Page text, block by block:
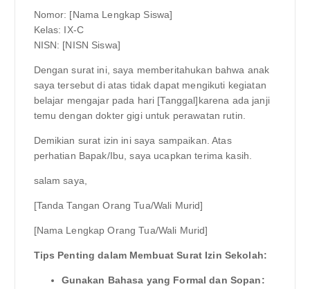
Nomor: [Nama Lengkap Siswa]
Kelas: IX-C
NISN: [NISN Siswa]
Dengan surat ini, saya memberitahukan bahwa anak
saya tersebut di atas tidak dapat mengikuti kegiatan
belajar mengajar pada hari [Tanggal]karena ada janji
temu dengan dokter gigi untuk perawatan rutin.
Demikian surat izin ini saya sampaikan. Atas
perhatian Bapak/Ibu, saya ucapkan terima kasih.
salam saya,
[Tanda Tangan Orang Tua/Wali Murid]
[Nama Lengkap Orang Tua/Wali Murid]
Tips Penting dalam Membuat Surat Izin Sekolah:
Gunakan Bahasa yang Formal dan Sopan: